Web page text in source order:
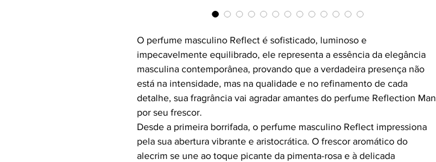
O perfume masculino Reflect é sofisticado, luminoso e
impecavelmente equilibrado, ele representa a essência da elegância
masculina contemporânea, provando que a verdadeira presença não
está na intensidade, mas na qualidade e no refinamento de cada
detalhe, sua fragrância vai agradar amantes do perfume Reflection Man
por seu frescor.
Desde a primeira borrifada, o perfume masculino Reflect impressiona
pela sua abertura vibrante e aristocrática. O frescor aromático do
alecrim se une ao toque picante da pimenta-rosa e à delicada